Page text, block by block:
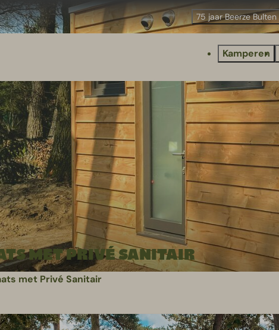
75 jaar Beerze Bulten
Kamperen
MET PRIVÉ SANITAIR
met Privé Sanitair